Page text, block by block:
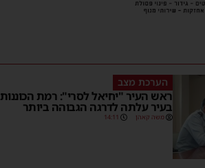
הערכת מצב
ראש העיר "יחיאל לסרי": רמת הכוננות
בעיר עלתה לדרגה הגבוהה ביותר
משה קאהן 14:11